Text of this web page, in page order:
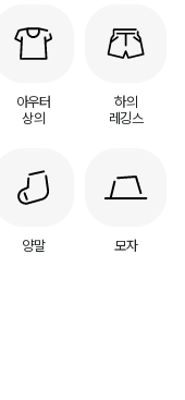
아우터
상의
하의
레깅스
양말 모자